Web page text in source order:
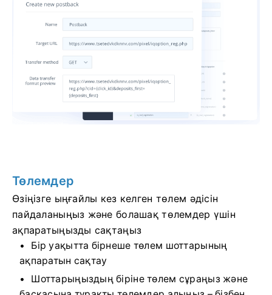
Төлемдер
Өзіңізге ыңғайлы кез келген төлем әдісін
пайдаланыңыз және болашақ төлемдер үшін
ақпаратыңызды сақтаңыз
Бір уақытта бірнеше төлем шоттарының
ақпаратын сақтау
Шоттарыңыздың біріне төлем сұраңыз және